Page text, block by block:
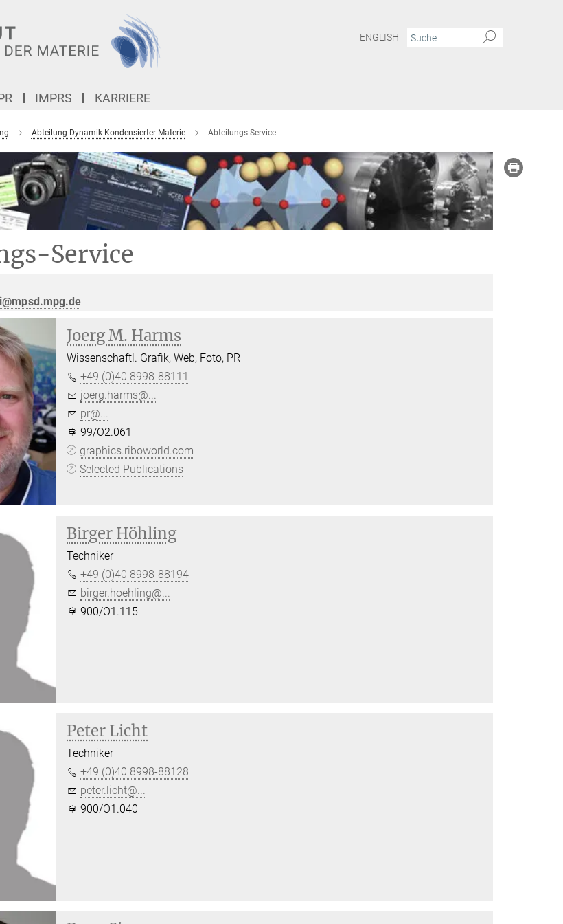
ENGLISH
IMPRS KARRIERE
Abteilung Dynamik Kondensierter Materie Abteilungs-Service
Service
Joerg M. Harms
Wissenschaftl. Grafik, Web, Foto, PR
+49 (0)40 8998-88111
joerg.harms@...
pr@...
99/O2.061
graphics.riboworld.com
Selected Publications
Birger Höhling
Techniker
+49 (0)40 8998-88194
birger.hoehling@...
900/O1.115
Peter Licht
Techniker
+49 (0)40 8998-88128
peter.licht@...
900/O1.040